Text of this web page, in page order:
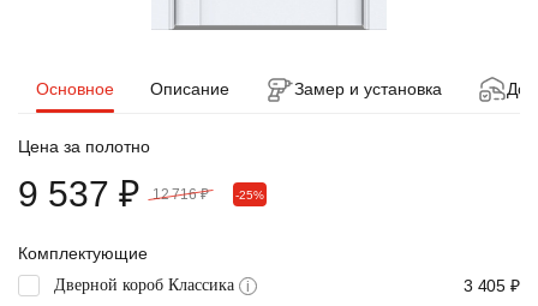
Основное Описание Замер и установка
Комплектующие
Дверной короб Классика i 3 405 ₽
Цена за полотно
9 537 ₽ 12 716 ₽ -25%